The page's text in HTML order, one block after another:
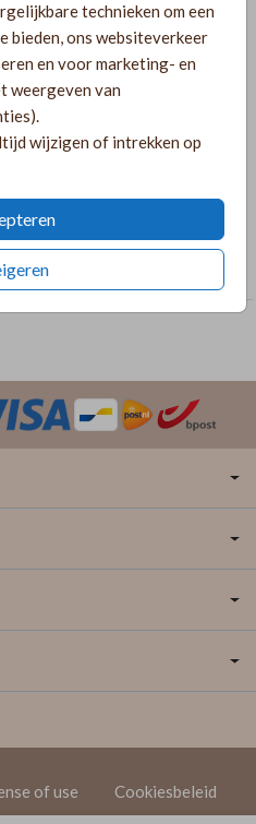
technieken om een
bieden, ons websiteverkeer
en voor marketing- en
weergeven van
wijzigen of intrekken op
Bewerk dit kaartje
of use Cookiesbeleid